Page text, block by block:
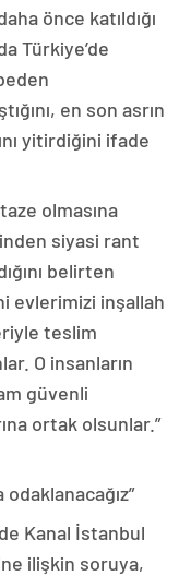
önce katıldığı
Türkiye’de
en son asrın
yitirdiğini ifade
olmasına
siyasi rant
belirten
evlerimizi inşallah
teslim
O insanların
güvenli
ortak olsunlar.”
Kanal İstanbul
ilişkin soruya,